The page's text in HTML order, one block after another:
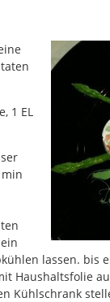
1 EL
lassen. bis
Haushaltsfolie
Kühlschrank